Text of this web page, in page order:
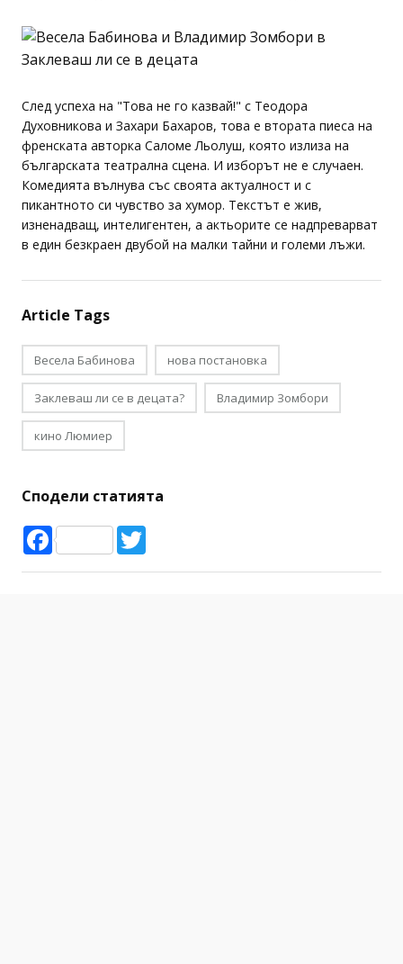
След успеха на "Това не го казвай!" с Теодора
Духовникова и Захари Бахаров, това е втората пиеса на
френската авторка Саломе Льолуш, която излиза на
българската театрална сцена. И изборът не е случаен.
Комедията вълнува със своята актуалност и с
пикантното си чувство за хумор. Текстът е жив,
изненадващ, интелигентен, а актьорите се надпреварват
в един безкраен двубой на малки тайни и големи лъжи.
Article Tags
Весела Бабинова нова постановка
Заклеваш ли се в децата? Владимир Зомбори
кино Люмиер
Сподели статията
Facebook